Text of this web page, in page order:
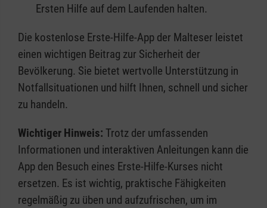
Ersten Hilfe auf dem Laufenden halten.
Die kostenlose Erste-Hilfe-App der Malteser leistet
einen wichtigen Beitrag zur Sicherheit der
Bevölkerung. Sie bietet wertvolle Unterstützung in
Notfallsituationen und hilft Ihnen, schnell und sicher
zu handeln.
Wichtiger Hinweis: Trotz der umfassenden
Informationen und interaktiven Anleitungen kann die
App den Besuch eines Erste-Hilfe-Kurses nicht
ersetzen. Es ist wichtig, praktische Fähigkeiten
regelmäßig zu üben und aufzufrischen, um im